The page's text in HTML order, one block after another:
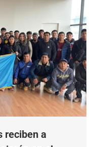
reciben a